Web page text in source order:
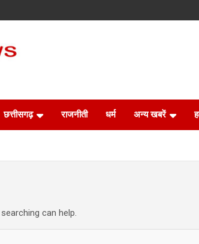
छत्तीसगढ़ राजनीती धर्म अन्य खबरें
can help.